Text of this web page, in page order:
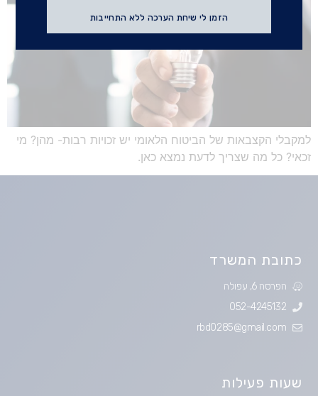
למקבלי הקצבאות של הביטוח הלאומי יש זכויות רבות- מהן? מי
זכאי? כל מה שצריך לדעת נמצא כאן.
כתובת המשרד​
הפרסה 6, עפולה
052-4245132
rbd0285@gmail.com
שעות פעילות
הזמן לי שיחת הערכה ללא התחייבות